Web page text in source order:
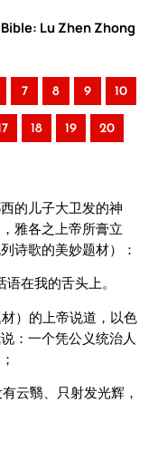
Lu Zhen Zhong
7 8 9 10
18 19 20
的儿子大卫发的神
雅各之上帝所膏立
诗歌的美妙题材）：
在我的舌头上。
）的上帝说道，以色
：一个凭公义统治人
云翳、只射发光辉，